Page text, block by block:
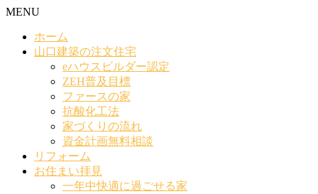
MENU
ホーム
山口建築の注文住宅
eハウスビルダー認定
ZEH普及目標
ファースの家
抗酸化工法
家づくりの流れ
資金計画無料相談
リフォーム
お住まい拝見
一年中快適に過ごせる家